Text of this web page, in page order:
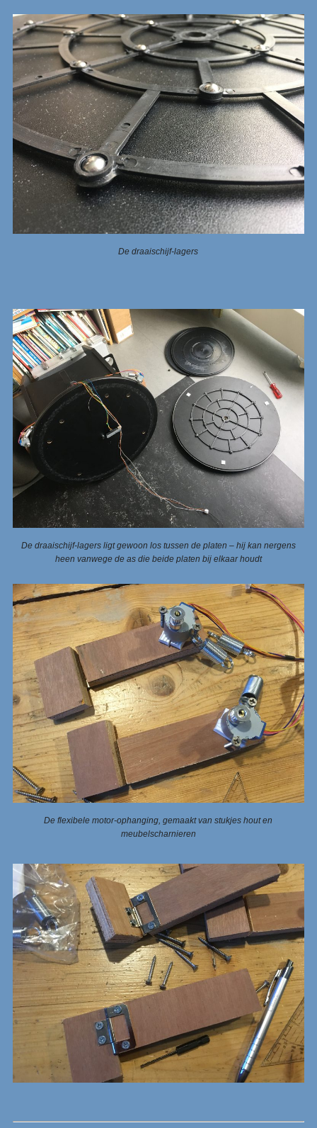
De draaischijf-lagers
De draaischijf-lagers ligt gewoon los tussen de platen – hij kan nergens
heen vanwege de as die beide platen bij elkaar houdt
De flexibele motor-ophanging, gemaakt van stukjes hout en
meubelscharnieren